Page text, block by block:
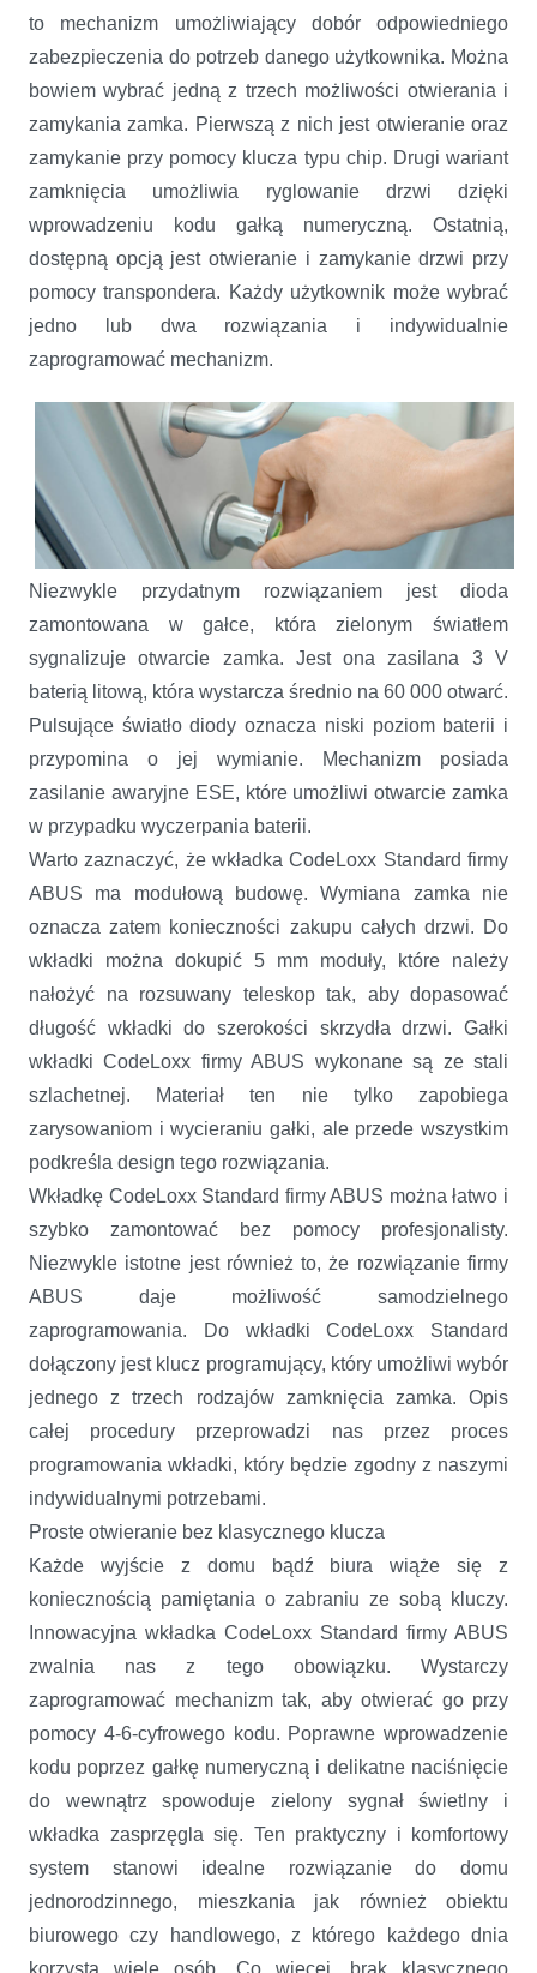
to mechanizm umożliwiający dobór odpowiedniego
zabezpieczenia do potrzeb danego użytkownika. Można
bowiem wybrać jedną z trzech możliwości otwierania i
zamykania zamka. Pierwszą z nich jest otwieranie oraz
zamykanie przy pomocy klucza typu chip. Drugi wariant
zamknięcia umożliwia ryglowanie drzwi dzięki
wprowadzeniu kodu gałką numeryczną. Ostatnią,
dostępną opcją jest otwieranie i zamykanie drzwi przy
pomocy transpondera. Każdy użytkownik może wybrać
jedno lub dwa rozwiązania i indywidualnie
zaprogramować mechanizm.
Niezwykle przydatnym rozwiązaniem jest dioda
zamontowana w gałce, która zielonym światłem
sygnalizuje otwarcie zamka. Jest ona zasilana 3 V
baterią litową, która wystarcza średnio na 60 000 otwarć.
Pulsujące światło diody oznacza niski poziom baterii i
przypomina o jej wymianie. Mechanizm posiada
zasilanie awaryjne ESE, które umożliwi otwarcie zamka
w przypadku wyczerpania baterii.
Warto zaznaczyć, że wkładka CodeLoxx Standard firmy
ABUS ma modułową budowę. Wymiana zamka nie
oznacza zatem konieczności zakupu całych drzwi. Do
wkładki można dokupić 5 mm moduły, które należy
nałożyć na rozsuwany teleskop tak, aby dopasować
długość wkładki do szerokości skrzydła drzwi. Gałki
wkładki CodeLoxx firmy ABUS wykonane są ze stali
szlachetnej. Materiał ten nie tylko zapobiega
zarysowaniom i wycieraniu gałki, ale przede wszystkim
podkreśla design tego rozwiązania.
Wkładkę CodeLoxx Standard firmy ABUS można łatwo i
szybko zamontować bez pomocy profesjonalisty.
Niezwykle istotne jest również to, że rozwiązanie firmy
ABUS daje możliwość samodzielnego
zaprogramowania. Do wkładki CodeLoxx Standard
dołączony jest klucz programujący, który umożliwi wybór
jednego z trzech rodzajów zamknięcia zamka. Opis
całej procedury przeprowadzi nas przez proces
programowania wkładki, który będzie zgodny z naszymi
indywidualnymi potrzebami.
Proste otwieranie bez klasycznego klucza
Każde wyjście z domu bądź biura wiąże się z
koniecznością pamiętania o zabraniu ze sobą kluczy.
Innowacyjna wkładka CodeLoxx Standard firmy ABUS
zwalnia nas z tego obowiązku. Wystarczy
zaprogramować mechanizm tak, aby otwierać go przy
pomocy 4-6-cyfrowego kodu. Poprawne wprowadzenie
kodu poprzez gałkę numeryczną i delikatne naciśnięcie
do wewnątrz spowoduje zielony sygnał świetlny i
wkładka zasprzęgla się. Ten praktyczny i komfortowy
system stanowi idealne rozwiązanie do domu
jednorodzinnego, mieszkania jak również obiektu
biurowego czy handlowego, z którego każdego dnia
korzysta wiele osób. Co więcej, brak klasycznego